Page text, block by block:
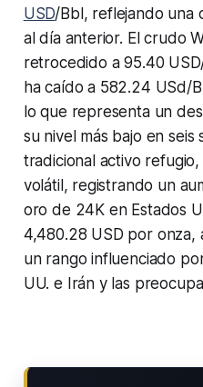
USD/Bbl, reflejando una
al día anterior. El crudo
retrocedido a 95.40
ha caído a 582.24 USd/
lo que representa un
su nivel más bajo en seis
tradicional activo
volátil, registrando un
oro de 24K en Estados
4,480.28 USD por onza,
un rango influenciado
UU. e Irán y las